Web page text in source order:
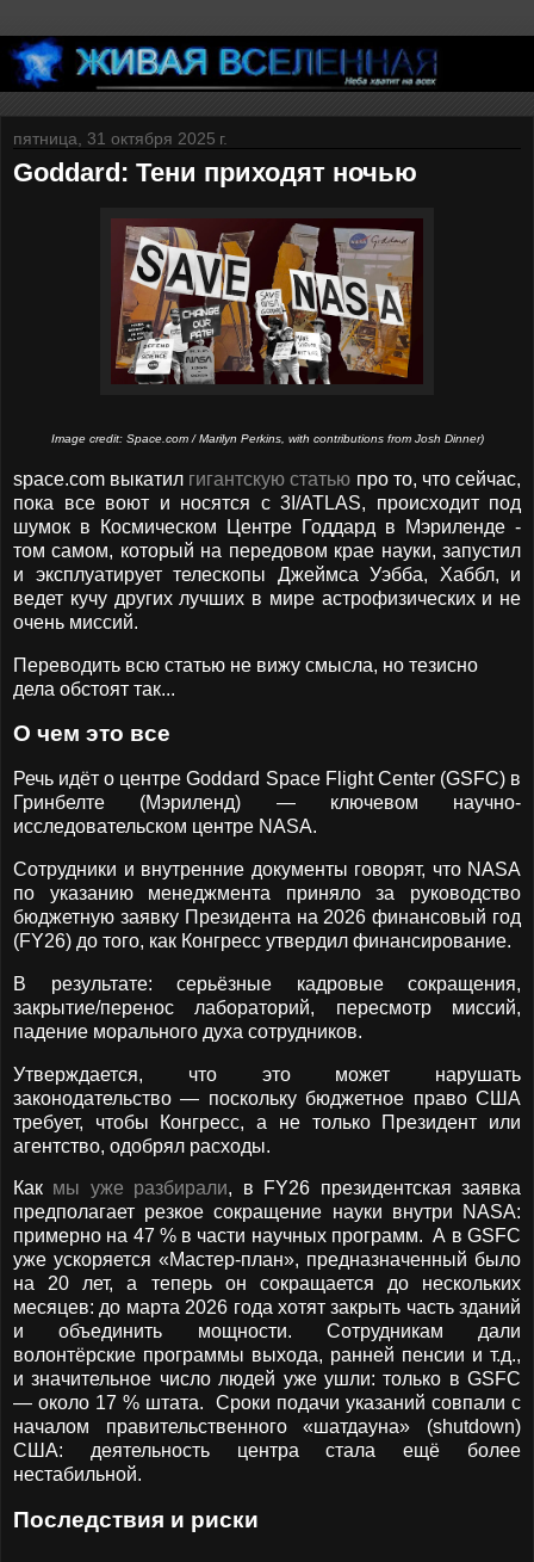
пятница, 31 октября 2025 г.
Goddard: Тени приходят ночью
Image credit: Space.com / Marilyn Perkins, with contributions from Josh Dinner)
space.com выкатил гигантскую статью про то, что сейчас,
пока все воют и носятся с 3I/ATLAS, происходит под
шумок в Космическом Центре Годдард в Мэриленде -
том самом, который на передовом крае науки, запустил
и эксплуатирует телескопы Джеймса Уэбба, Хаббл, и
ведет кучу других лучших в мире астрофизических и не
очень миссий.
Переводить всю статью не вижу смысла, но тезисно
дела обстоят так...
О чем это все
Речь идёт о центре Goddard Space Flight Center (GSFC) в
Гринбелте (Мэриленд) — ключевом научно-
исследовательском центре NASA.
Сотрудники и внутренние документы говорят, что NASA
по указанию менеджмента приняло за руководство
бюджетную заявку Президента на 2026 финансовый год
(FY26) до того, как Конгресс утвердил финансирование.
В результате: серьёзные кадровые сокращения,
закрытие/перенос лабораторий, пересмотр миссий,
падение морального духа сотрудников.
Утверждается, что это может нарушать
законодательство — поскольку бюджетное право США
требует, чтобы Конгресс, а не только Президент или
агентство, одобрял расходы.
Как мы уже разбирали, в FY26 президентская заявка
предполагает резкое сокращение науки внутри NASA:
примерно на 47 % в части научных программ. А в GSFC
уже ускоряется «Мастер-план», предназначенный было
на 20 лет, а теперь он сокращается до нескольких
месяцев: до марта 2026 года хотят закрыть часть зданий
и объединить мощности. Сотрудникам дали
волонтёрские программы выхода, ранней пенсии и т.д.,
и значительное число людей уже ушли: только в GSFC
— около 17 % штата. Сроки подачи указаний совпали с
началом правительственного «шатдауна» (shutdown)
США: деятельность центра стала ещё более
нестабильной.
Последствия и риски